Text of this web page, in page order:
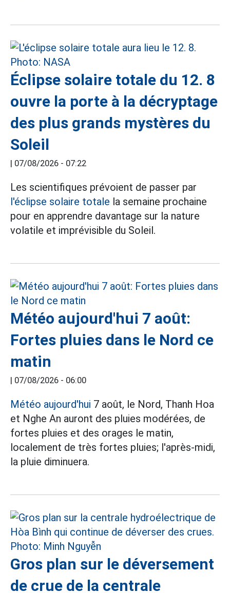
Éclipse solaire totale du 12. 8
ouvre la porte à la décryptage
des plus grands mystères du
Soleil
07/08/2026 - 07:22
Les scientifiques prévoient de passer par
l'éclipse solaire totale la semaine prochaine
pour en apprendre davantage sur la nature
volatile et imprévisible du Soleil.
Météo aujourd'hui 7 août:
Fortes pluies dans le Nord ce
matin
07/08/2026 - 06:00
Météo aujourd'hui 7 août, le Nord, Thanh Hoa
et Nghe An auront des pluies modérées, de
fortes pluies et des orages le matin,
localement de très fortes pluies; l'après-midi,
la pluie diminuera.
Gros plan sur le déversement
de crue de la centrale